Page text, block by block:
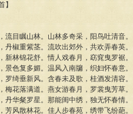
】
流目瞩山林。山林多奇采，阳鸟吐清音。
丹椒重紫茎。流吹出郊外，共欢弄春英。
新林锦花舒。情人戏春月，窈窕曳罗裾。
景色复多媚。温风入南牖，织妇怀春意。
罗绮垂新风。含春未及歌，桂酒发清容。
梅花落满道。燕女游春月，罗裳曳芳草。
丹华粲罗星。那能闺中绣，独无怀春情。
芳风散林花。佳人步春苑，绣带飞纷葩。